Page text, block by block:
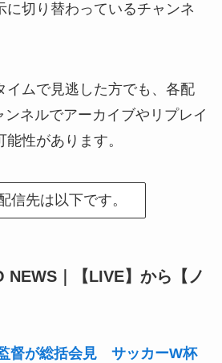
に切り替わっているチャンネ
イムで見逃した方でも、各配
ンネルでアーカイブやリプレイ
性があります。
信先は以下です。
NEWS｜【LIVE】から【ノ
督が総括会見 サッカーW杯